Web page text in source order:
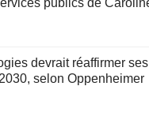
publics de
devrait réaffirmer
selon Oppenheimer